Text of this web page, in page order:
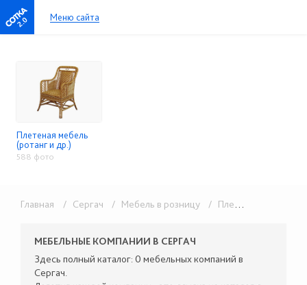
2.0 Меню сайта
Плетеная мебель
(ротанг и др.)
588 фото
Главная / Сергач / Мебель в розницу / Плетеная мебель (ротанг и др.)
МЕБЕЛЬНЫЕ КОМПАНИИ В СЕРГАЧ
Здесь полный каталог: 0 мебельных компаний в
Сергач.